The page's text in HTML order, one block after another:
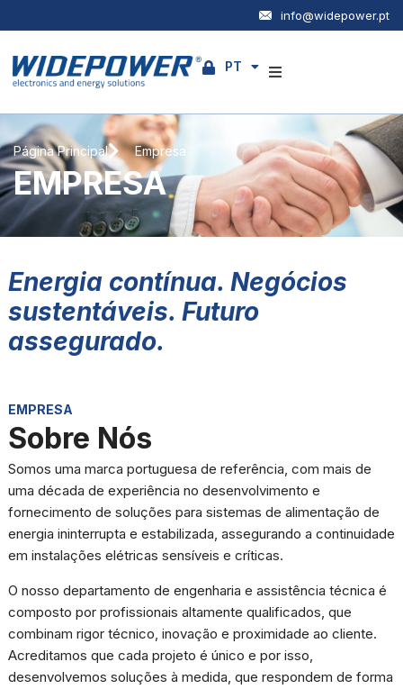
info@widepower.pt
PT
EN
Empresa
Produtos
Serviços
Contactos
Página Principal Empresa
EMPRESA
Energia contínua. Negócios
sustentáveis. Futuro
assegurado.
EMPRESA
Sobre Nós
Somos uma marca portuguesa de referência, com mais de
uma década de experiência no desenvolvimento e
fornecimento de soluções para sistemas de alimentação de
energia ininterrupta e estabilizada, assegurando a continuidade
em instalações elétricas sensíveis e críticas.
O nosso departamento de engenharia e assistência técnica é
composto por profissionais altamente qualificados, que
combinam rigor técnico, inovação e proximidade ao cliente.
Acreditamos que cada projeto é único e por isso,
desenvolvemos soluções à medida, que respondem de forma
Necessárias
não são
opcionais.
Eles são
necessários
para o
funcionamento
do site.